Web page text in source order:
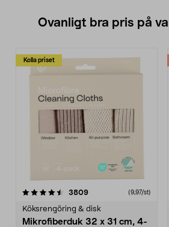
Ovanligt bra pris på
Kolla priset
3809recensioner (9,97/st)
Köksrengöring & disk
Mikrofiberduk 32 x 31 cm, 4-
4.0av 5 stjärnor